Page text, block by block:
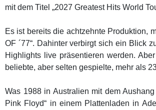
mit dem Titel „2027 Greatest Hits World
Es ist bereits die achtzehnte Produktion,
OF ´77“. Dahinter verbirgt sich ein Blick
Highlights live präsentieren werden.
beliebte, aber selten gespielte, mehr als
Was 1988 in Australien mit dem
Pink Floyd“ in einem Plattenladen in